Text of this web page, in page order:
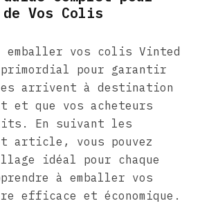
Vos Colis
emballer vos colis Vinted
pour garantir
arrivent à destination
et que vos acheteurs
En suivant les
article, vous pouvez
idéal pour chaque
à emballer vos
efficace et économique.